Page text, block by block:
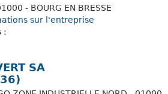
- BOURG EN BRESSE
sur l'entreprise
:
SA